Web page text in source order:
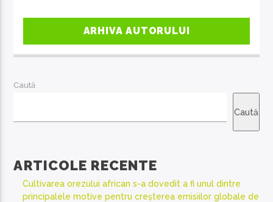
ARHIVA AUTORULUI
Caută
Caută
ARTICOLE RECENTE
Cultivarea orezului african s-a dovedit a fi unul dintre
principalele motive pentru creșterea emisiilor globale de